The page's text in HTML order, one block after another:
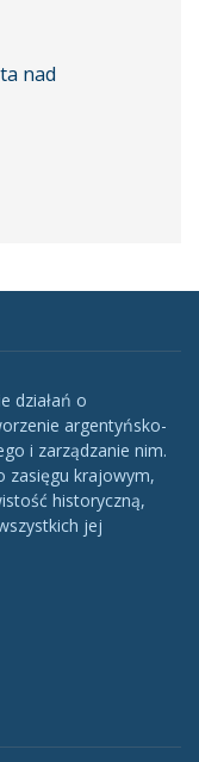
nad
działań o
argentyńsko-
i zarządzanie nim.
zasięgu krajowym,
historyczną,
jej